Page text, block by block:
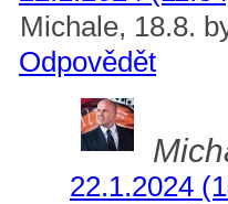
Michale, 18.8.
Odpovědět
22.1.2024